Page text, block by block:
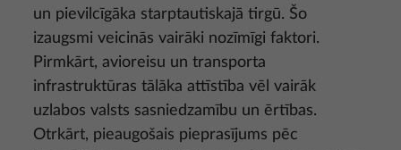
un pievilcīgāka starptautiskajā tirgū. Šo
izaugsmi veicinās vairāki nozīmīgi faktori.
Pirmkārt, avioreisu un transporta
infrastruktūras tālāka attīstība vēl vairāk
uzlabos valsts sasniedzamību un ērtības.
Otrkārt, pieaugošais pieprasījums pēc